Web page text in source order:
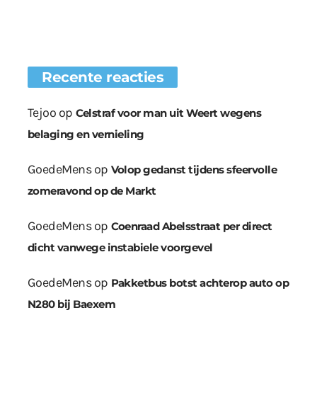
Recente reacties
Tejoo op Celstraf voor man uit Weert wegens
belaging en vernieling
GoedeMensop Volop gedanst tijdens sfeervolle
zomeravond op de Markt
GoedeMensop Coenraad Abelsstraat per direct
dicht vanwege instabiele voorgevel
GoedeMensop Pakketbus botst achterop auto op
N280 bij Baexem